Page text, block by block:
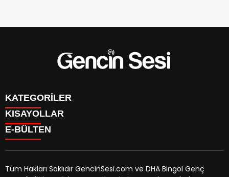
KATEGORİLER
GENÇ
BİNGÖL
ÖZEL HABER
KISAYOLLAR
BURÇLAR
CANLI TV
HAVA DURUMU
E-BÜLTEN
Tüm Hakları Saklıdır GencinSesi.com ve DHA Bingöl Genç